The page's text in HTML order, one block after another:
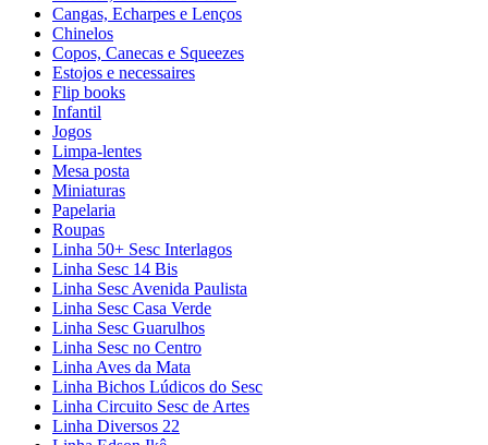
Cangas, Echarpes e Lenços
Chinelos
Copos, Canecas e Squeezes
Estojos e necessaires
Flip books
Infantil
Jogos
Limpa-lentes
Mesa posta
Miniaturas
Papelaria
Roupas
Linha 50+ Sesc Interlagos
Linha Sesc 14 Bis
Linha Sesc Avenida Paulista
Linha Sesc Casa Verde
Linha Sesc Guarulhos
Linha Sesc no Centro
Linha Aves da Mata
Linha Bichos Lúdicos do Sesc
Linha Circuito Sesc de Artes
Linha Diversos 22